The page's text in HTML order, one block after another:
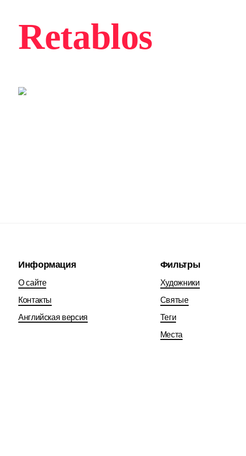
Retablos
Информация
О сайте
Контакты
Английская версия
Фильтры
Художники
Святые
Теги
Места